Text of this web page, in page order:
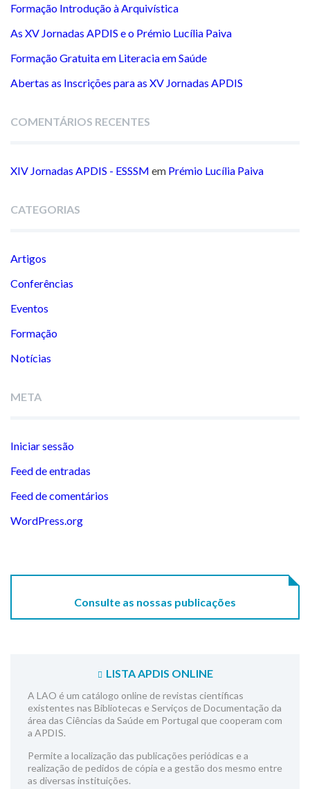
Formação Introdução à Arquivística
As XV Jornadas APDIS e o Prémio Lucília Paiva
Formação Gratuita em Literacia em Saúde
Abertas as Inscrições para as XV Jornadas APDIS
COMENTÁRIOS RECENTES
XIV Jornadas APDIS - ESSSM em Prémio Lucília Paiva
CATEGORIAS
Artigos
Conferências
Eventos
Formação
Notícias
META
Iniciar sessão
Feed de entradas
Feed de comentários
WordPress.org
Consulte as nossas publicações
LISTA APDIS ONLINE
A LAO é um catálogo online de revistas científicas
existentes nas Bibliotecas e Serviços de Documentação da
área das Ciências da Saúde em Portugal que cooperam com
a APDIS.
Permite a localização das publicações periódicas e a
realização de pedidos de cópia e a gestão dos mesmo entre
as diversas instituições.